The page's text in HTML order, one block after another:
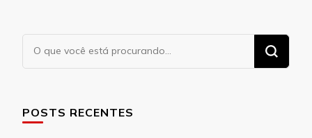
Procurando
algo?
POSTS RECENTES